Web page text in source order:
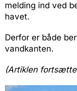
melding ind ved
havet.
Derfor er både
vandkanten.
(Artiklen